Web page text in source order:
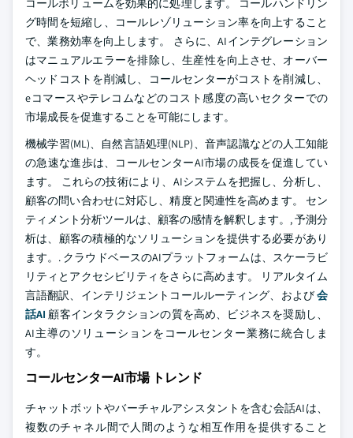
コールボリュームを効果的に処理します。 コールハンドリン
グ時間を短縮し、コールレゾリューション率を向上すること
で、業務効率を向上します。 さらに、AIインテグレーション
はマニュアルエラーを排除し、生産性を向上させ、オーバー
ヘッドコストを削減し、コールセンターがコストを削減し、
eコマースやテレコムなどのコスト感度の高いセクターでの
市場成長を促進することを可能にします。
機械学習(ML)、自然言語処理(NLP)、音声認識などの人工知能
の急速な進歩は、コールセンターAI市場の成長を促進してい
ます。 これらの技術により、AIシステムを把握し、分析し、
顧客の問い合わせに対応し、精度と関連性を高めます。 セン
ティメント分析ツールは、顧客の感情を解釈します。, 予測分
析は、顧客の積極的なソリューションを提供する必要があり
ます。. クラウドベースのAIプラットフォームは、スケーラビ
リティとアクセシビリティをさらに高めます。 リアルタイム
言語翻訳、インテリジェントコールルーティング、および会
話AI 顧客インタラクションの質を高め、ビジネスを奨励し、
AI主導のソリューションをコールセンター業務に統合しま
す。
コールセンターAI市場 トレンド
チャットボットやバーチャルアシスタントを含む会話AIは、
複数のチャネル間で人間のような相互作用を提供すること